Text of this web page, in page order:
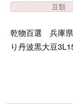
豆類
乾物百選 兵庫
り丹波黒大豆